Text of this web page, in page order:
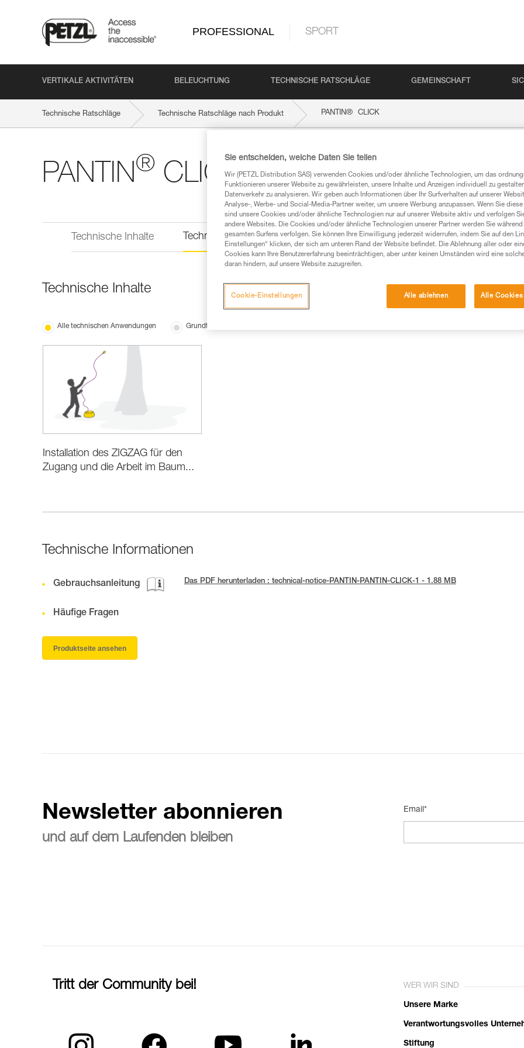
PROFESSIONAL SPORT
VERTIKALE AKTIVITÄTEN BELEUCHTUNG TECHNISCHE RATSCHLÄGE GEMEINSCHAFT
Technische Ratschläge Technische Ratschläge nach Produkt PANTIN® CLICK
PANTIN® CLICK
Technische Inhalte Technische Informationen
Technische Inhalte
Alle technischen Anwendungen Grundtechniken
Installation des ZIGZAG für den
Zugang und die Arbeit im Baum...
Technische Informationen
Gebrauchsanleitung Das PDF herunterladen : technical-notice-PANTIN-PANTIN-CLICK-1 - 1.88 MB
Häufige Fragen
Produktseite ansehen
Newsletter abonnieren
und auf dem Laufenden bleiben
Email*
Tritt der Community bei! WER WIR SIND
Unsere Marke
Verantwortungsvolles
Stiftung
Sie entscheiden, welche Daten Sie teilen
Wir (PETZL Distribution SAS) verwenden Cookies und/oder ähnliche Technologien, um das
Funktionieren unserer Website zu gewährleisten, unsere Inhalte und Anzeigen individuell zu
Datenverkehr zu analysieren. Wir geben auch Informationen über Ihr Surfverhalten auf unserer
Analyse-, Werbe- und Social-Media-Partner weiter, um unsere Werbung anzupassen. Wenn Sie
sind unsere Cookies und/oder ähnliche Technologien nur auf unserer Website aktiv und verfolgen
andere Websites. Die Cookies und/oder ähnliche Technologien unserer Partner werden Sie während
gesamten Surfens verfolgen. Sie können Ihre Einwilligung jederzeit widerrufen, indem Sie auf den
Einstellungen“ klicken, der sich am unteren Rand der Website befindet. Die Ablehnung aller oder
Cookies kann Ihre Benutzererfahrung beeinträchtigen, aber unter keinen Umständen wird eine
daran hindern, auf unsere Website zuzugreifen.
Alle ablehnen Alle Cookies
Cookie-Einstellungen